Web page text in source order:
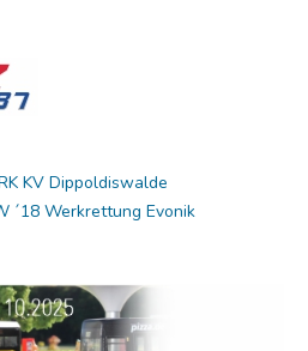
KV Dippoldiswalde
´18 Werkrettung Evonik